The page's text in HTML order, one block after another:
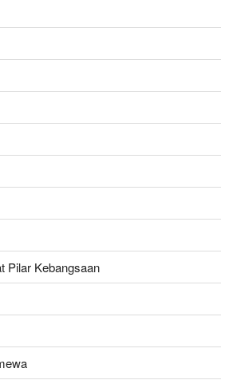
Pilar Kebangsaan